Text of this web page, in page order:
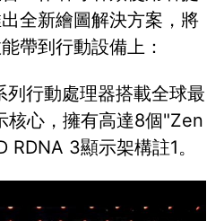
全新繪圖解決方案，將
帶到行動設備上：
行動處理器搭載全球最
核心，擁有高達8個"Zen
3顯示架構註1。